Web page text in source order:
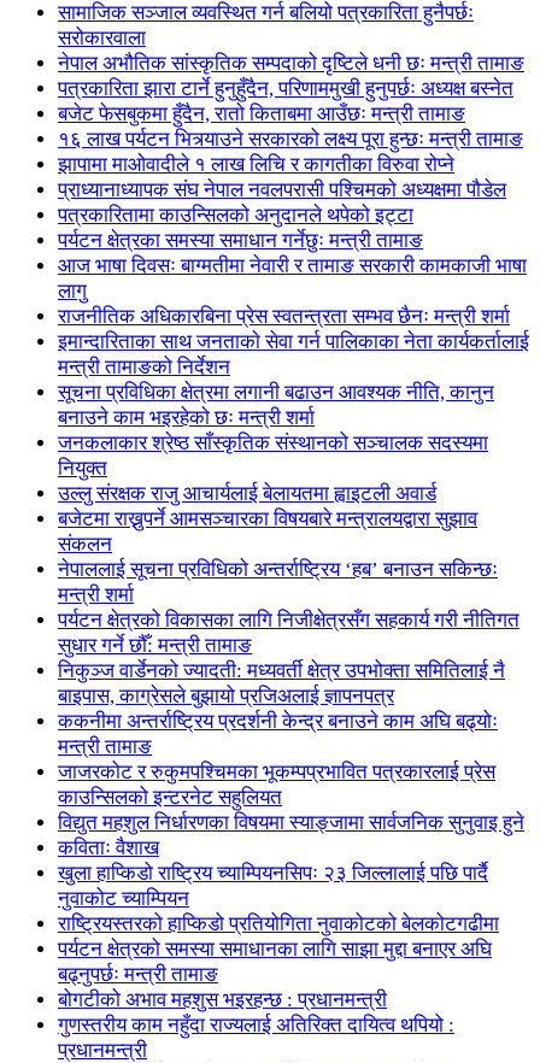
सामाजिक सञ्जाल व्यवस्थित गर्न बलियो पत्रकारिता हुनैपर्छः
सरोकारवाला
नेपाल अभौतिक सांस्कृतिक सम्पदाको दृष्टिले धनी छः मन्त्री तामाङ
पत्रकारिता झारा टार्ने हुनुहुँदैन, परिणाममुखी हुनुपर्छः अध्यक्ष बस्नेत
बजेट फेसबुकमा हुँदैन, रातो किताबमा आउँछः मन्त्री तामाङ
१६ लाख पर्यटन भित्र्याउने सरकारको लक्ष्य पूरा हुन्छः मन्त्री तामाङ
झापामा माओवादीले १ लाख लिचि र कागतीका विरुवा रोप्ने
प्राध्यानाध्यापक संघ नेपाल नवलपरासी पश्चिमको अध्यक्षमा पौडेल
पत्रकारितामा काउन्सिलको अनुदानले थपेको इट्टा
पर्यटन क्षेत्रका समस्या समाधान गर्नेछुः मन्त्री तामाङ
आज भाषा दिवसः बाग्मतीमा नेवारी र तामाङ सरकारी कामकाजी भाषा
लागु
राजनीतिक अधिकारबिना प्रेस स्वतन्त्रता सम्भव छैनः मन्त्री शर्मा
इमान्दारिताका साथ जनताकाे सेवा गर्न पालिकाका नेता कार्यकर्तालाई
मन्त्री तामाङको निर्देशन
सूचना प्रविधिका क्षेत्रमा लगानी बढाउन आवश्यक नीति, कानुन
बनाउने काम भइरहेको छः मन्त्री शर्मा
जनकलाकार श्रेष्ठ साँस्कृतिक संस्थानको सञ्चालक सदस्यमा
नियुक्त
उल्लु संरक्षक राजु आचार्यलाई बेलायतमा ह्वाइटली अवार्ड
बजेटमा राख्नुपर्ने आमसञ्चारका विषयबारे मन्त्रालयद्वारा सुझाव
संकलन
नेपाललाई सूचना प्रविधिको अन्तर्राष्ट्रिय ‘हब’ बनाउन सकिन्छः
मन्त्री शर्मा
पर्यटन क्षेत्रको विकासका लागि निजीक्षेत्रसँग सहकार्य गरी नीतिगत
सुधार गर्ने छौँ: मन्त्री तामाङ
निकुञ्ज वार्डेनको ज्यादती: मध्यवर्ती क्षेत्र उपभोक्ता समितिलाई नै
बाइपास, काग्रेसले बुझायो प्रजिअलाई ज्ञापनपत्र
ककनीमा अन्तर्राष्ट्रिय प्रदर्शनी केन्द्र बनाउने काम अघि बढ्योः
मन्त्री तामाङ
जाजरकोट र रुकुमपश्चिमका भूकम्पप्रभावित पत्रकारलाई प्रेस
काउन्सिलको इन्टरनेट सहुलियत
विद्युत महशुल निर्धारणका विषयमा स्याङ्जामा सार्वजनिक सुनुवाइ हुने
कविताः वैशाख
खुला हाप्किडो राष्ट्रिय च्याम्पियनसिपः २३ जिल्लालाई पछि पार्दै
नुवाकोट च्याम्पियन
राष्ट्रियस्तरको हाप्किडो प्रतियोगिता नुवाकोटको बेलकोटगढीमा
पर्यटन क्षेत्रको समस्या समाधानका लागि साझा मुद्दा बनाएर अघि
बढ्नुपर्छः मन्त्री तामाङ
बोगटीको अभाव महशुस भइरहन्छ : प्रधानमन्त्री
गुणस्तरीय काम नहुँदा राज्यलाई अतिरिक्त दायित्व थपियो :
प्रधानमन्त्री